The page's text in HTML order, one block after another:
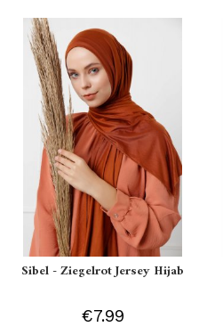
Sibel - Ziegelrot Jersey Hijab
€7.99